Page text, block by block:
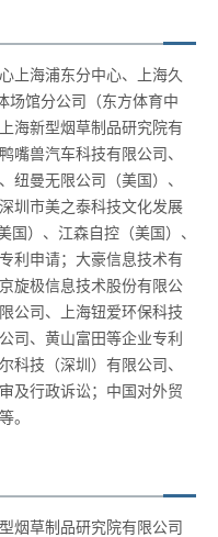
上海浦东分中心、上海久
场馆分公司（东方体育中
海新型烟草制品研究院有
嘴兽汽车科技有限公司、
纽曼无限公司（美国）、
圳市美之泰科技文化发展
）、江森自控（美国）、
利申请；大豪信息技术有
旋极信息技术股份有限公
公司、上海钮爱环保科技
司、黄山富田等企业专利
科技（深圳）有限公司、
及行政诉讼；中国对外贸
。
烟草制品研究院有限公司